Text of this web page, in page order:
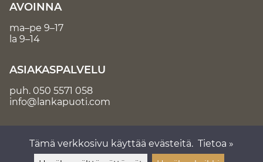
AVOINNA
ma–pe 9–17
la 9–14
ASIAKASPALVELU
puh. 050 5571 058
info@lankapuoti.com
Tämä verkkosivu käyttää evästeitä. Tietoa »